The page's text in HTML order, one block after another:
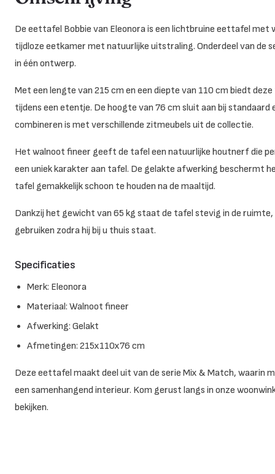
De eettafel Bobbie van Eleonora is een lichtbruine eettafel met
tijdloze eetkamer met natuurlijke uitstraling. Onderdeel van de
in één ontwerp.
Met een lengte van 215 cm en een diepte van 110 cm biedt
tijdens een etentje. De hoogte van 76 cm sluit aan bij
combineren is met verschillende zitmeubels uit de collectie.
Het walnoot fineer geeft de tafel een natuurlijke houtnerf die
een uniek karakter aan tafel. De gelakte afwerking beschermt
tafel gemakkelijk schoon te houden na de maaltijd.
Dankzij het gewicht van 65 kg staat de tafel stevig in de
gebruiken zodra hij bij u thuis staat.
Specificaties
Merk: Eleonora
Materiaal: Walnoot fineer
Afwerking: Gelakt
Afmetingen: 215x110x76 cm
Deze eettafel maakt deel uit van de serie Mix & Match, waarin
een samenhangend interieur. Kom gerust langs in onze
bekijken.